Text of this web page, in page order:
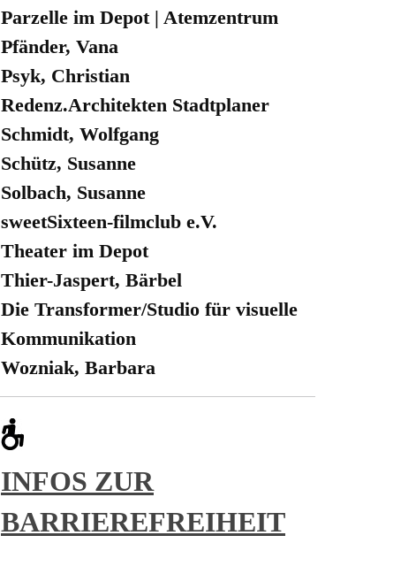
Parzelle im Depot | Atemzentrum
Pfänder, Vana
Psyk, Christian
Redenz.Architekten Stadtplaner
Schmidt, Wolfgang
Schütz, Susanne
Solbach, Susanne
sweetSixteen-filmclub e.V.
Theater im Depot
Thier-Jaspert, Bärbel
Die Transformer/Studio für visuelle
Kommunikation
Wozniak, Barbara
INFOS ZUR
BARRIEREFREIHEIT